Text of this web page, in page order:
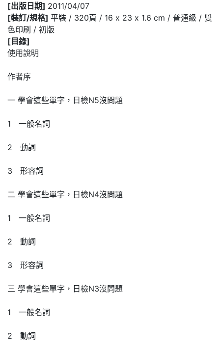
[出版日期] 2011/04/07
[裝訂/規格] 平裝 / 320頁 / 16 x 23 x 1.6 cm / 普通級 / 雙
色印刷 / 初版
[目錄]
使用說明
作者序
一 學會這些單字，日檢N5沒問題
1 一般名詞
2 動詞
3 形容詞
二 學會這些單字，日檢N4沒問題
1 一般名詞
2 動詞
3 形容詞
三 學會這些單字，日檢N3沒問題
1 一般名詞
2 動詞